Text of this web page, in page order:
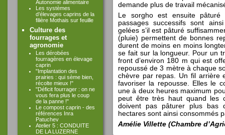
Autonomie alimentaire
Les systèmes
d’élevages caprins de la
filière Mothais sur feuille
Culture des
fourrages et
agronomie
Les dérobées
fourragères en élevage
caprin
"Implantation des
prairies : qui sème bien,
récolte mieux !"
"Déficit fourrager : on ne
vous fera plus le coup
de la panne !"
Le compost caprin - des
références Inra
Patuchev
Atelier 5 : CONDUITE
DE LA LUZERNE
demande plus de travail
Le sorgho est ensuite
passages successifs sont
gelées s’il est pâturé
(pluie) permettent de bonnes
durent de moins en moins
se fait sur la longueur. Pour un
front d’environ 180 m qui est
repoussé de 3 mètre à chaque
chèvre par repas. Un fil arrière
favoriser la repousse. Elles le
une à deux heures maximum
peut être très haut quand les
doivent pas pâturer plus
hectares sont ainsi consommés
Amélie Villette (Chambre